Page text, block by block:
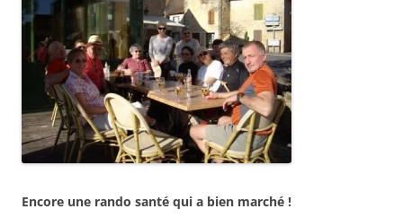
Encore une rando santé qui a bien marché !